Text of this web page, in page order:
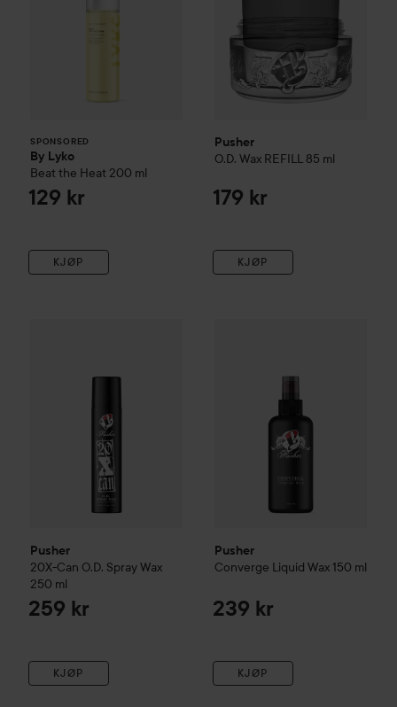
SPONSORED
By Lyko
Beat the Heat 200 ml
129 kr
KJØP
Pusher
O.D. Wax REFILL 85 ml
179 kr
KJØP
Pusher
20X-Can O.D. Spray Wax
250 ml
259 kr
KJØP
Pusher
Converge Liquid Wax 150 ml
239 kr
KJØP